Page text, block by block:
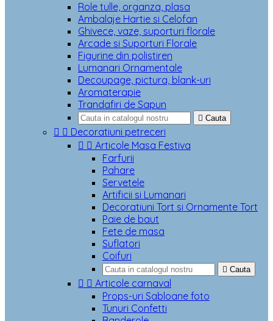
Role tulle, organza, plasa
Ambalaje Hartie si Celofan
Ghivece, vaze, suporturi florale
Arcade si Suporturi Florale
Figurine din polistiren
Lumanari Ornamentale
Decoupage, pictura, blank-uri
Aromaterapie
Trandafiri de Sapun
 Cauta
  Decoratiuni petreceri
  Articole Masa Festiva
Farfurii
Pahare
Servetele
Artificii si Lumanari
Decoratiuni Tort si Ornamente Tort
Paie de baut
Fete de masa
Suflatori
Coifuri
 Cauta
  Articole carnaval
Props-uri Sabloane foto
Tunuri Confetti